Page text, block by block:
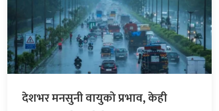
देशभर मनसुनी वायुको प्रभाव, केही